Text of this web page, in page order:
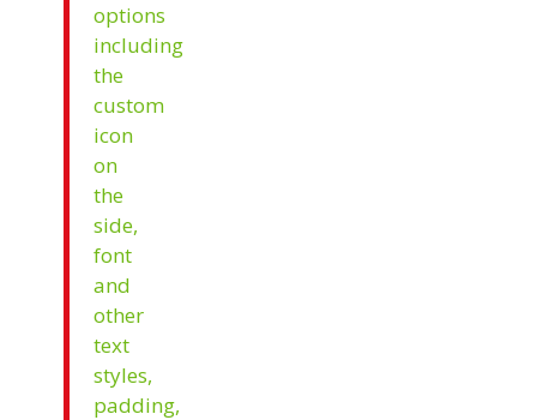
options
including
the
custom
icon
on
the
side,
font
and
other
text
styles,
padding,